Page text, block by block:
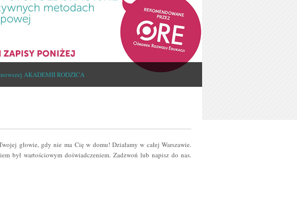
AKADEMII RODZICA
głowie, gdy nie ma Cię w domu! Działamy w całej Warszawie.
był wartościowym doświadczeniem. Zadzwoń lub napisz do nas.